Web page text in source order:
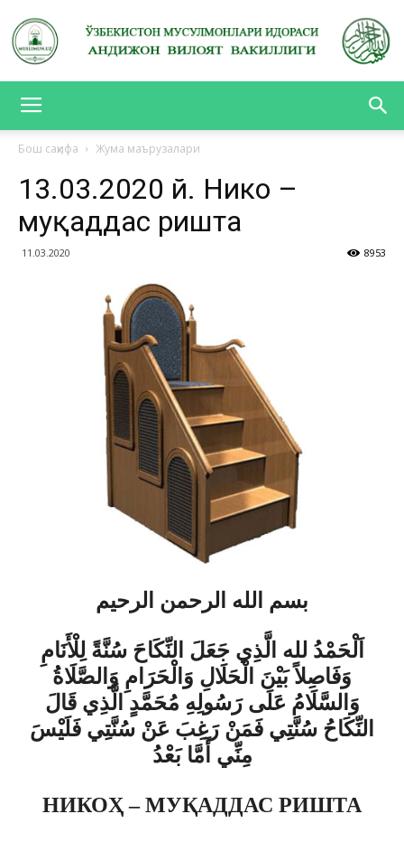
ВИЛОЯТ
Бош саҳифа Жума маърузалари
13.03.2020 й. Никоҳ –
муқаддас ришта
11.03.2020 8953
بسم الله الرحمن الرحيم
اَلْحَمْدُ لله الَّذِي جَعَلَ النِّكَاحَ سُنَّةً لِلْأَنَامِ
وَفَاصِلاً بَيْنَ الْحَلَالِ وَالْحَرَامِ وَالصَّلَاةُ
وَالسَّلَامُ عَلَى رَسُولِهِ مُحَمَّدٍ الَّذِي قَالَ
النِّكَاحُ سُنَّتِي فَمَنْ رَغِبَ عَنْ سُنَّتِي فَلَيْسَ
مِنِّي أَمَّا بَعْدُ
НИКОҲ – МУҚАДДАС РИШТА